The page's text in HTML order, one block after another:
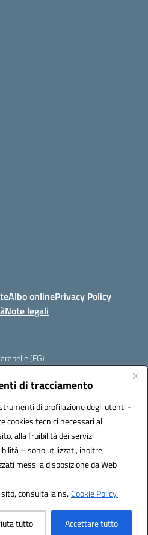
di tracciamento
di profilazione degli utenti -
cookies tecnici necessari al
alla fruibilità dei servizi
– sono utilizzati, inoltre,
messi a disposizione da Web
consulta la ns.Cookie Policy.
tutto Accettare tutto
Albo onlinePrivacy Policy
Note legali
(FG)
fgic822001@pec.istruzione.it
(IPA): istsc_fgic822001
by 3D Solution S.r.l.
by Designers Italia